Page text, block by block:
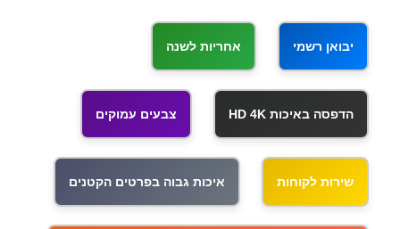
יבואן רשמי אחריות לשנה
הדפסה באיכות HD 4K צבעים עמוקים
שירות לקוחות איכות גבוה בפרטים הקטנים